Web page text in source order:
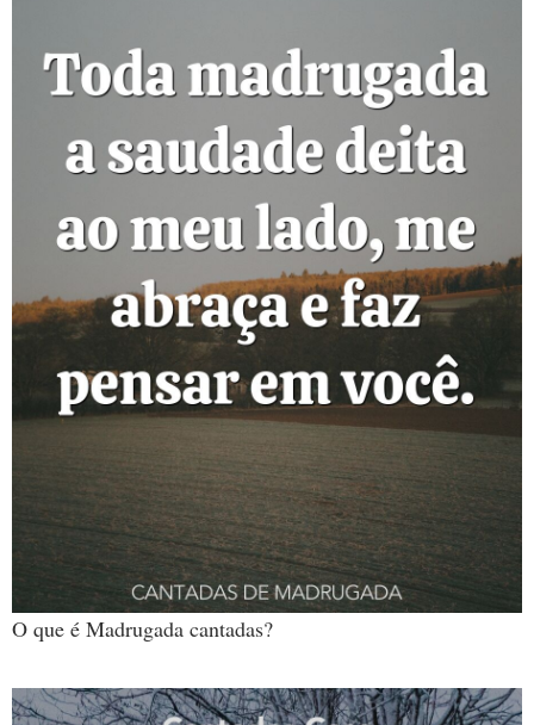
O que é Madrugada cantadas?